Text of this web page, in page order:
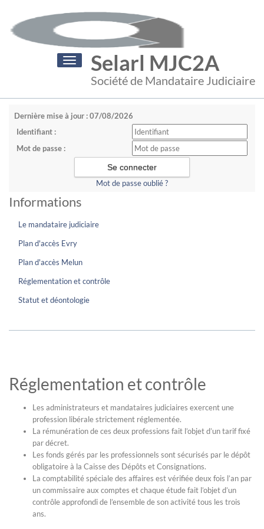
Selarl MJC2A
Société de Mandataire Judiciaire
Toggle
navigation
Dernière mise à jour : 07/08/2026
Identifiant :
Mot de passe :
Mot de passe oublié ?
Informations
Le mandataire judiciaire
Plan d'accès Evry
Plan d'accès Melun
Réglementation et contrôle
Statut et déontologie
Réglementation et contrôle
Les administrateurs et mandataires judiciaires exercent une
profession libérale strictement réglementée.
La rémunération de ces deux professions fait l’objet d’un tarif fixé
par décret.
Les fonds gérés par les professionnels sont sécurisés par le dépôt
obligatoire à la Caisse des Dépôts et Consignations.
La comptabilité spéciale des affaires est vérifiée deux fois l’an par
un commissaire aux comptes et chaque étude fait l’objet d’un
contrôle approfondi de l’ensemble de son activité tous les trois
ans.